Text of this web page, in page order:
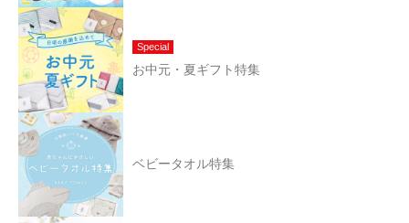
Special
お中元・夏ギフト特集
ベビータオル特集